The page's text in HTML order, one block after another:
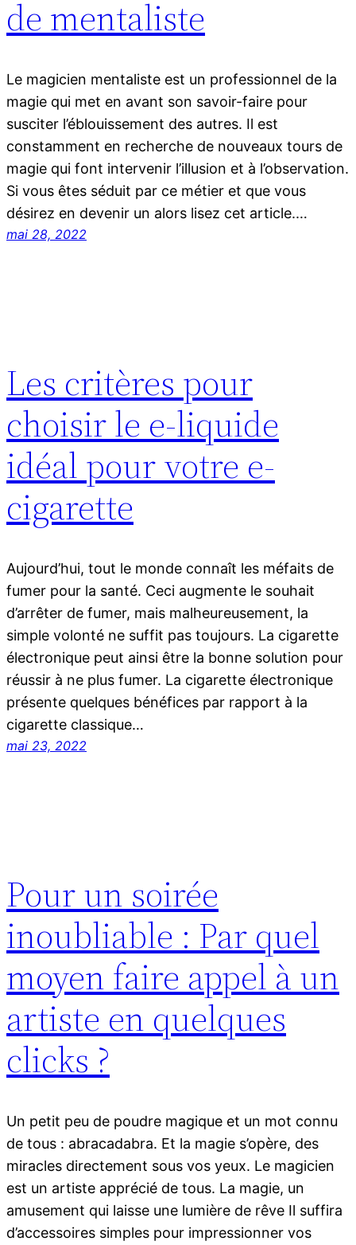
de mentaliste
Le magicien mentaliste est un professionnel de la
magie qui met en avant son savoir-faire pour
susciter l’éblouissement des autres. Il est
constamment en recherche de nouveaux tours de
magie qui font intervenir l’illusion et à l’observation.
Si vous êtes séduit par ce métier et que vous
désirez en devenir un alors lisez cet article.…
mai 28, 2022
Les critères pour
choisir le e-liquide
idéal pour votre e-
cigarette
Aujourd’hui, tout le monde connaît les méfaits de
fumer pour la santé. Ceci augmente le souhait
d’arrêter de fumer, mais malheureusement, la
simple volonté ne suffit pas toujours. La cigarette
électronique peut ainsi être la bonne solution pour
réussir à ne plus fumer. La cigarette électronique
présente quelques bénéfices par rapport à la
cigarette classique…
mai 23, 2022
Pour un soirée
inoubliable : Par quel
moyen faire appel à un
artiste en quelques
clicks ?
Un petit peu de poudre magique et un mot connu
de tous : abracadabra. Et la magie s’opère, des
miracles directement sous vos yeux. Le magicien
est un artiste apprécié de tous. La magie, un
amusement qui laisse une lumière de rêve Il suffira
d’accessoires simples pour impressionner vos